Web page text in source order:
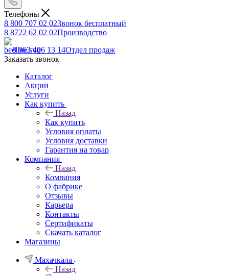
Телефоны
8 800 707 02 02Звонок бесплатный
8 8722 62 02 02Производство
8 963 406 13 14Отдел продаж
Заказать звонок
Каталог
Акции
Услуги
Как купить
Назад
Как купить
Условия оплаты
Условия доставки
Гарантия на товар
Компания
Назад
Компания
О фабрике
Отзывы
Карьера
Контакты
Сертификаты
Скачать каталог
Магазины
Махачкала
Назад